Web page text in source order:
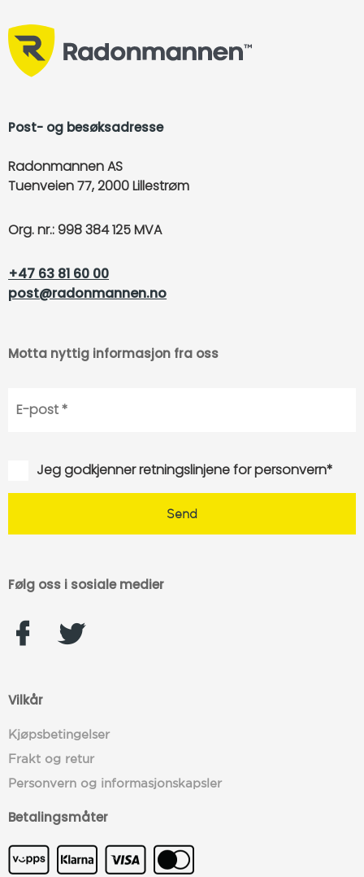
Post- og besøksadresse
Radonmannen AS
Tuenveien 77, 2000 Lillestrøm
Org. nr.: 998 384 125 MVA
+47 63 81 60 00
post@radonmannen.no
Motta nyttig informasjon fra oss
Jeg godkjenner retningslinjene for personvern*
Følg oss i sosiale medier
Vilkår
Kjøpsbetingelser
Frakt og retur
Personvern og informasjonskapsler
Betalingsmåter